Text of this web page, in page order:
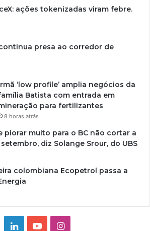
ações tokenizadas viram febre.
presa ao corredor de
‘low profile’ amplia negócios da
Batista com entrada em
para fertilizantes
8 horas atrás
piorar muito para o BC não cortar a
diz Solange Srour, do UBS
colombiana Ecopetrol passa a
LinkedinYouTubeInstagram